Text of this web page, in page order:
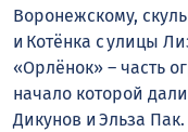
Воронежскому,
и Котёнка с улицы
«Орлёнок» – часть
начало которой
Дикунов и Эльза